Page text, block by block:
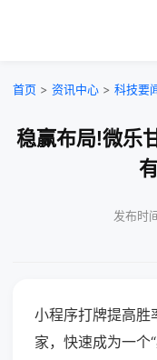
首页 > 资讯中心 > 科技要
稳赢布局!微乐
发布时
小程序打牌提高胜
家，快速成为一个